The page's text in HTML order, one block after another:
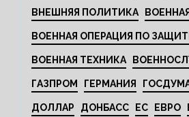
ВНЕШНЯЯ ПОЛИТИКА
ВОЕННАЯ ОПЕРАЦИЯ ПО
ВОЕННАЯ ТЕХНИКА
ГАЗПРОМ ГЕРМАНИЯ
ДОЛЛАР ДОНБАСС ЕС ЕВРО